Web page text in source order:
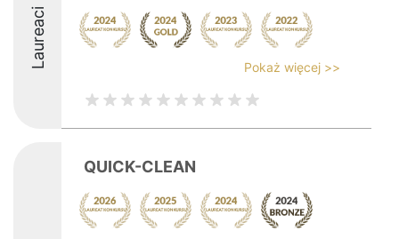
Laureaci Pokaż więcej >>
QUICK-CLEAN